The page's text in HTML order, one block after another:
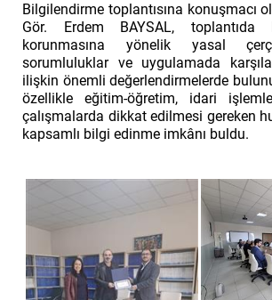
Bilgilendirme toplantısına konuşmacı
Gör. Erdem BAYSAL, toplantıda
korunmasına yönelik yasal
sorumluluklar ve uygulamada
ilişkin önemli değerlendirmelerde
özellikle eğitim-öğretim, idari
çalışmalarda dikkat edilmesi gereken
kapsamlı bilgi edinme imkânı buldu.